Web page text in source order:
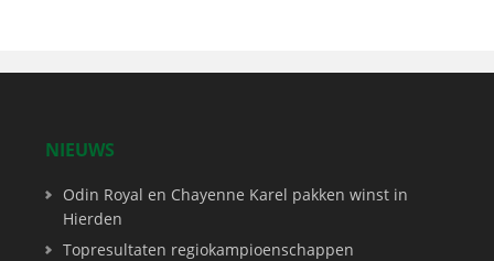
NIEUWS
Odin Royal en Chayenne Karel pakken winst in
Hierden
Topresultaten regiokampioenschappen